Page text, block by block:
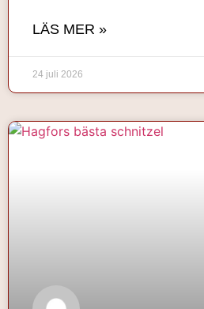
LÄS MER »
24 juli 2026